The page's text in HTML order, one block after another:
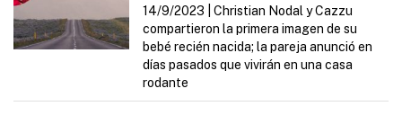
14/9/2023 |Christian Nodal y Cazzu
compartieron la primera imagen de su
bebé recién nacida; la pareja anunció en
días pasados que vivirán en una casa
rodante